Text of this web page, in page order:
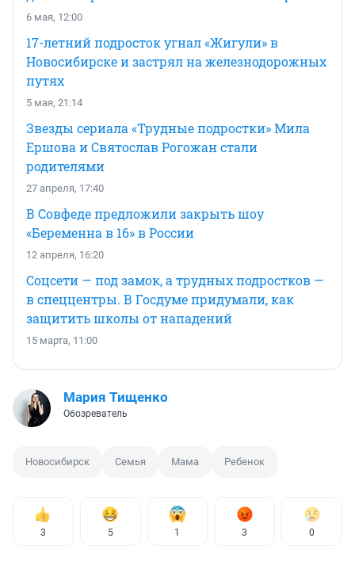
6 мая, 12:00
17-летний подросток угнал «Жигули» в
Новосибирске и застрял на железнодорожных
путях
5 мая, 21:14
Звезды сериала «Трудные подростки» Мила
Ершова и Святослав Рогожан стали
родителями
27 апреля, 17:40
В Совфеде предложили закрыть шоу
«Беременна в 16» в России
12 апреля, 16:20
Соцсети — под замок, а трудных подростков —
в спеццентры. В Госдуме придумали, как
защитить школы от нападений
15 марта, 11:00
Мария Тищенко
Обозреватель
Новосибирск Семья Мама Ребенок
3 5 1 3 0